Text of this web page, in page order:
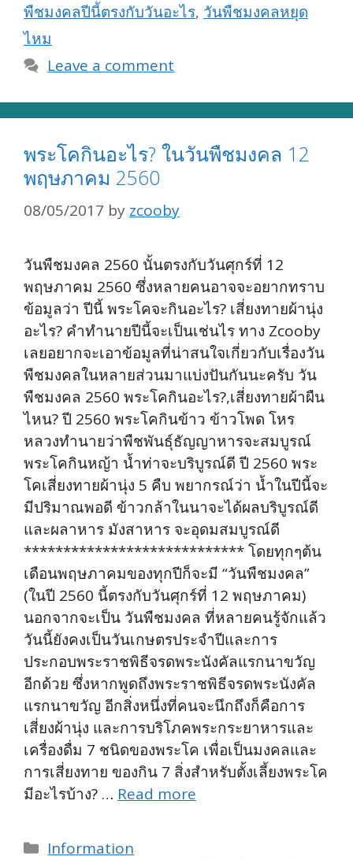
พืชมงคลปีนี้ตรงกับวันอะไร, วันพืชมงคลหยุด
ไหม
Leave a comment
พระโคกินอะไร? ในวันพืชมงคล 12
พฤษภาคม 2560
08/05/2017 by zcooby
วันพืชมงคล 2560 นั้นตรงกับวันศุกร์ที่ 12
พฤษภาคม 2560 ซึ่งหลายคนอาจจะอยากทราบ
ข้อมูลว่า ปีนี้ พระโคจะกินอะไร? เสี่ยงทายผ้านุ่ง
อะไร? คำทำนายปีนี้จะเป็นเช่นไร ทาง Zcooby
เลยอยากจะเอาข้อมูลที่น่าสนใจเกี่ยวกับเรื่องวัน
พืชมงคลในหลายส่วนมาแบ่งปันกันนะครับ วัน
พืชมงคล 2560 พระโคกินอะไร?,เสี่ยงทายผ้าผืน
ไหน? ปี 2560 พระโคกินข้าว ข้าวโพด โหร
หลวงทำนายว่าพืชพันธุ์ธัญญาหารจะสมบูรณ์
พระโคกินหญ้า น้ำท่าจะบริบูรณ์ดี ปี 2560 พระ
โคเสี่ยงทายผ้านุ่ง 5 คืบ พยากรณ์ว่า น้ำในปีนี้จะ
มีปริมาณพอดี ข้าวกล้าในนาจะได้ผลบริบูรณ์ดี
และผลาหาร มังสาหาร จะอุดมสมบูรณ์ดี
**************************** โดยทุกๆต้น
เดือนพฤษภาคมของทุกปีก็จะมี “วันพืชมงคล”
(ในปี 2560 นี้ตรงกับวันศุกร์ที่ 12 พฤษภาคม)
นอกจากจะเป็น วันพืชมงคล ที่หลายคนรู้จักแล้ว
วันนี้ยังคงเป็นวันเกษตรประจำปีและการ
ประกอบพระราชพิธีจรดพระนังคัลแรกนาขวัญ
อีกด้วย ซึ่งหากพูดถึงพระราชพิธีจรดพระนังคัล
แรกนาขวัญ อีกสิ่งหนึ่งที่คนจะนึกถึงก็คือการ
เสี่ยงผ้านุ่ง และการบริโภคพระกระยาหารและ
เครื่องดื่ม 7 ชนิดของพระโค เพื่อเป็นมงคลและ
การเสี่ยงทาย ของกิน 7 สิ่งสำหรับตั้งเลี้ยงพระโค
มีอะไรบ้าง? … Read more
Categories
Information